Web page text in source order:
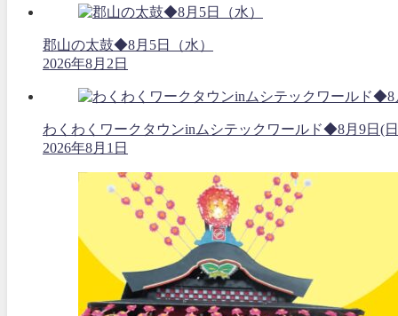
郡山の太鼓◆8月5日（水）
2026年8月2日
わくわくワークタウンinムシテックワールド◆8月9日(
2026年8月1日